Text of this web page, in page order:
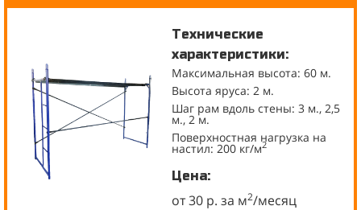
Технические
характеристики:
Максимальная высота: 60 м.
Высота яруса: 2 м.
Шаг рам вдоль стены: 3 м., 2,5
м., 2 м.
Поверхностная нагрузка на
настил: 200 кг/м2
Цена:
от 30 р. за м2/месяц